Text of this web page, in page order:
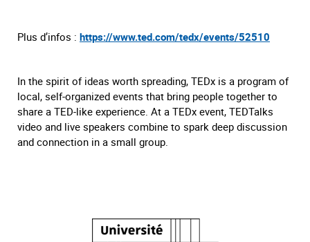
Plus d’infos : https://www.ted.com/tedx/events/52510
In the spirit of ideas worth spreading, TEDx is a program of
local, self-organized events that bring people together to
share a TED-like experience. At a TEDx event, TEDTalks
video and live speakers combine to spark deep discussion
and connection in a small group.